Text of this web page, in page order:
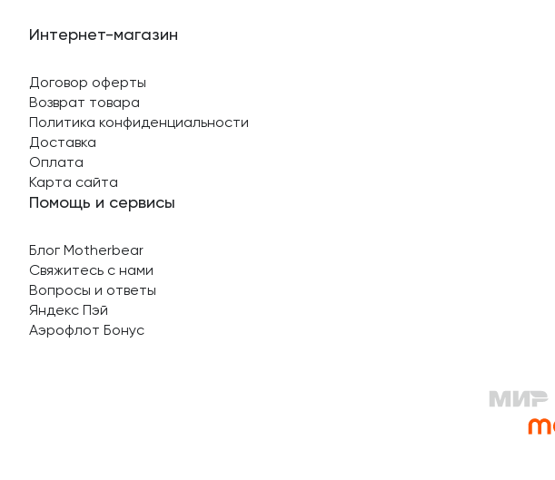
Интернет-магазин
Договор оферты
Возврат товара
Политика конфиденциальности
Доставка
Оплата
Карта сайта
Помощь и сервисы
Блог Motherbear
Свяжитесь с нами
Вопросы и ответы
Яндекс Пэй
Аэрофлот Бонус